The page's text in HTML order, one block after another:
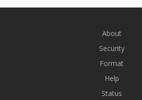
About
Security
Format
Help
Status